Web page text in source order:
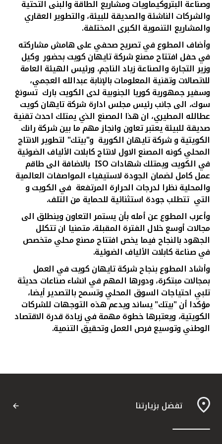
مصر
المملكة المتحدة
مملكة البحرين
وصناعة البتروكيماويات ومشاريع الطاقة والبنى التحتية
والشركات الناشئة والصديقة للبيئة، والتطوير العقاري
والمشاريع التنموية الكبرى المختلفة.
وأضاف المطوع في تصريح صحفي على هامش مشاركته
في حفل افتتاح مصنع شركة تايهان كويت بحضور وكيل
وزير التجارة والصناعة زياد الناجم، ورئيس الهيئة العامة
للاتصالات وتقنية المعلومات بالإنابة عبدالله العجمي،
وسفير جمهورية كوريا الجنوبية لدى الكويت بارك تسونغ
سوك، الى جانب رئيس مجلس ادارة شركة تايهان كويت
عطالله المطيري، ان هذا المصنع الذي يمتلك احدث تقنية
صديقة للبيئة يعتبر تعاون وانجاز مهم ما بين شركة رانك
الكويتية و شركة تايهان الكورية و"بيتك" لتطوير الانتاج
المحلي كونه المصنع الاول لانتاج كابلات الألياف الضوئية
في الكويت ويمتلك شهاداتISO بالاضافة الى طاقم
عمل كامل لضمان الجودة لاستيفياء المواصفات العالمية
والمحلية نظرا لدرجات الحرارة المرتفعة في الكويت و
التي تتطلب جودة استثنائية للحماية من التلف.
وأعرب المطوع عن أمله بأن يستمر التعاون وينطلق الى
مجالات أوسع خلال الفترة المقبلة، متمنيا ان تتكلل
الجهود بالنجاح فيما يخص افتتاح مصنع محلي متخصص
في صناعة كابلات الألياف الضوئية.
وأشاد المطوع بنجاح شركة تايهان كويت في العمل
بمجالات مبتكرة، ودورها المهم في انشاء صناعات حديثة
تلبي احتياجات السوق المحلي وتسمح بالتصدير أيضا،
مؤكدا أن "بيتك" يساند ويدعم هذه التوجهات للشركات
الكويتية، ويعتبرها خطوة مهمة في زيادة قدرة الاقتصاد
الوطني وتوسيع فرص العمل وتحقيق التنمية.
تفضل بزيارتنا